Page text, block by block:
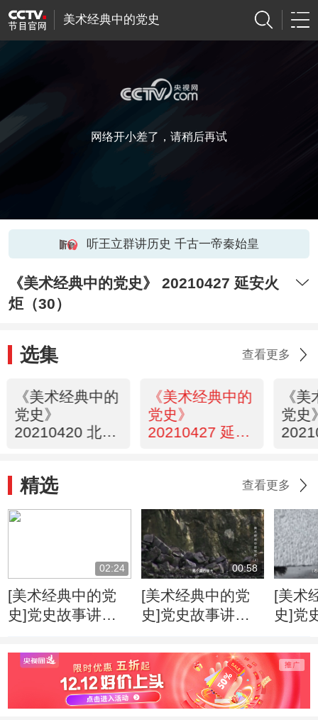
美术经典中的党史
网络开小差了，请稍后再试
听王立群讲历史 千古一帝秦始皇
《美术经典中的党史》 20210427 延安火
炬（30）
选集 查看更多
《美术经典中的
党史》
20210420 北平
《美术经典中的
党史》
20210427 延安
《
党史
精选 查看更多
02:24
[美术经典中的党
史]党史故事讲
戴红领带臂膀扎白
毛巾？
00:58
[美术经典中的党
史]党史故事讲
碑基石石材从何而
来？
[美术
史]党
民英
如何